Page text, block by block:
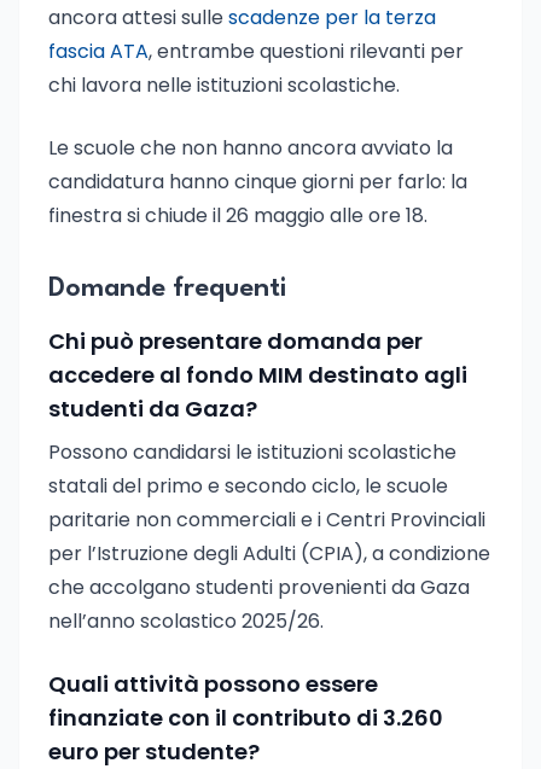
ancora attesi sullescadenze per la terza
fascia ATA, entrambe questioni rilevanti per
chi lavora nelle istituzioni scolastiche.
Le scuole che non hanno ancora avviato la
candidatura hanno cinque giorni per farlo: la
finestra si chiude il 26 maggio alle ore 18.
Domande frequenti
Chi può presentare domanda per
accedere al fondo MIM destinato agli
studenti da Gaza?
Possono candidarsi le istituzioni scolastiche
statali del primo e secondo ciclo, le scuole
paritarie non commerciali e i Centri Provinciali
per l’Istruzione degli Adulti (CPIA), a condizione
che accolgano studenti provenienti da Gaza
nell’anno scolastico 2025/26.
Quali attività possono essere
finanziate con il contributo di 3.260
euro per studente?